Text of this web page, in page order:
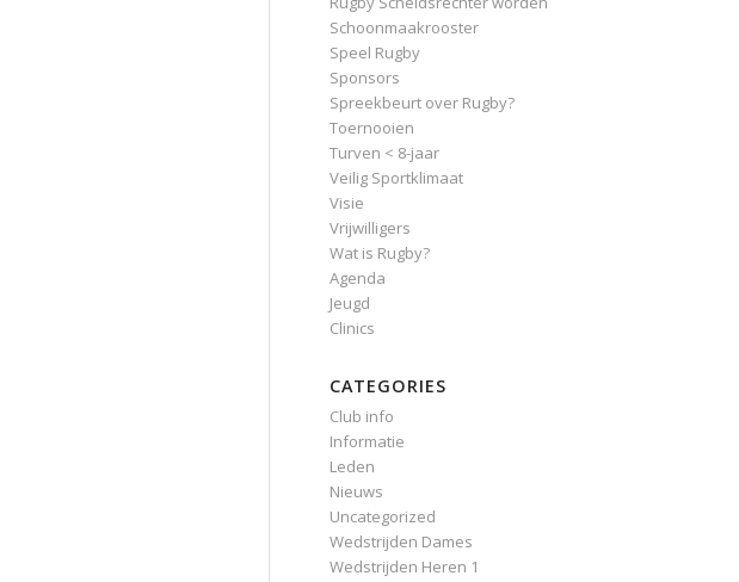
Schoonmaakrooster
Speel Rugby
Sponsors
Spreekbeurt over Rugby?
Toernooien
Turven < 8-jaar
Veilig Sportklimaat
Visie
Vrijwilligers
Wat is Rugby?
Agenda
Jeugd
Clinics
CATEGORIES
Club info
Informatie
Leden
Nieuws
Uncategorized
Wedstrijden Dames
Wedstrijden Heren 1